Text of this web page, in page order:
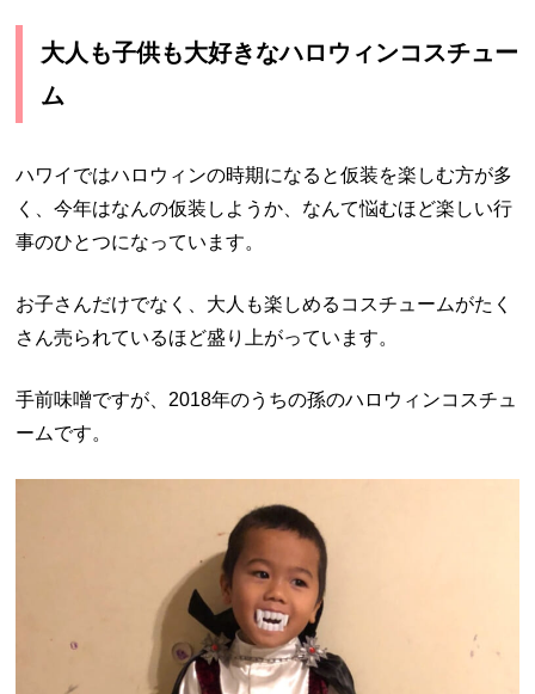
大人も子供も大好きなハロウィンコスチュー
ム
ハワイではハロウィンの時期になると仮装を楽しむ方が多
く、今年はなんの仮装しようか、なんて悩むほど楽しい行
事のひとつになっています。
お子さんだけでなく、大人も楽しめるコスチュームがたく
さん売られているほど盛り上がっています。
手前味噌ですが、2018年のうちの孫のハロウィンコスチュ
ームです。